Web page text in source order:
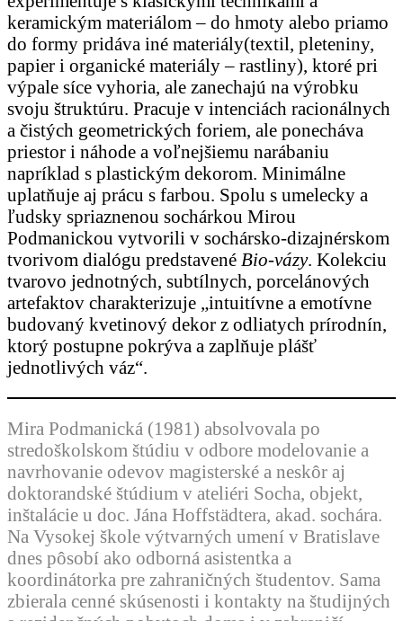
keramickým materiálom – do hmoty alebo priamo
do formy pridáva iné materiály(textil, pleteniny,
papier i organické materiály – rastliny), ktoré pri
výpale síce vyhoria, ale zanechajú na výrobku
svoju štruktúru. Pracuje v intenciách racionálnych
a čistých geometrických foriem, ale ponecháva
priestor i náhode a voľnejšiemu narábaniu
napríklad s plastickým dekorom. Minimálne
uplatňuje aj prácu s farbou. Spolu s umelecky a
ľudsky spriaznenou sochárkou Mirou
Podmanickou vytvorili v sochársko-dizajnérskom
tvorivom dialógu predstavené Bio-vázy. Kolekciu
tvarovo jednotných, subtílnych, porcelánových
artefaktov charakterizuje „intuitívne a emotívne
budovaný kvetinový dekor z odliatych prírodnín,
ktorý postupne pokrýva a zaplňuje plášť
jednotlivých váz“.
Mira Podmanická (1981) absolvovala po
stredoškolskom štúdiu v odbore modelovanie a
navrhovanie odevov magisterské a neskôr aj
doktorandské štúdium v ateliéri Socha, objekt,
inštalácie u doc. Jána Hoffstädtera, akad. sochára.
Na Vysokej škole výtvarných umení v Bratislave
dnes pôsobí ako odborná asistentka a
koordinátorka pre zahraničných študentov. Sama
zbierala cenné skúsenosti i kontakty na študijných